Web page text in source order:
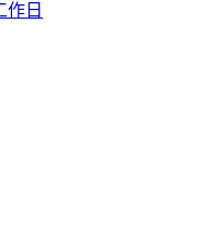
作日